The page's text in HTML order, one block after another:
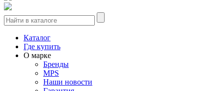
Каталог
Где купить
О марке
Бренды
MPS
Наши новости